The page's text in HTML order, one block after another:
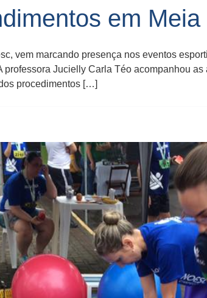
em
vem marcando presença nos eventos
Jucielly Carla Téo acompanhou
procedimentos […]